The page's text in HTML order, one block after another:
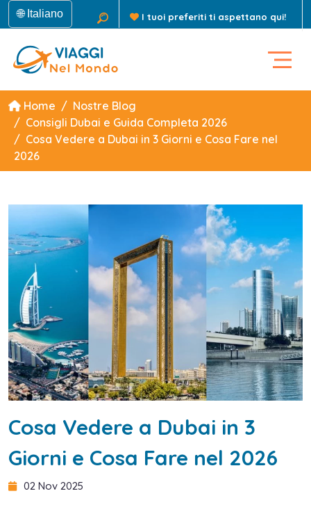
🌐 Italiano I tuoi preferiti ti aspettano qui!
Home
Nostre Blog
Consigli Dubai e Guida Completa 2026
Cosa Vedere a Dubai in 3 Giorni e Cosa Fare nel
2026
Cosa Vedere a Dubai in 3
Giorni e Cosa Fare nel 2026
02 Nov 2025